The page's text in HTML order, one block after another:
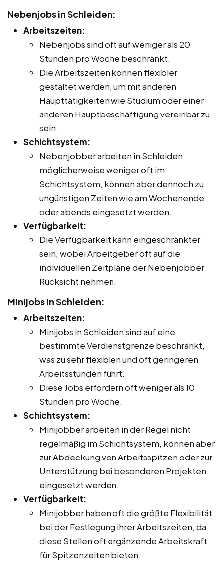
Nebenjobs in Schleiden:
Arbeitszeiten:
Nebenjobs sind oft auf weniger als 20
Stunden pro Woche beschränkt.
Die Arbeitszeiten können flexibler
gestaltet werden, um mit anderen
Haupttätigkeiten wie Studium oder einer
anderen Hauptbeschäftigung vereinbar zu
sein.
Schichtsystem:
Nebenjobber arbeiten in Schleiden
möglicherweise weniger oft im
Schichtsystem, können aber dennoch zu
ungünstigen Zeiten wie am Wochenende
oder abends eingesetzt werden.
Verfügbarkeit:
Die Verfügbarkeit kann eingeschränkter
sein, wobei Arbeitgeber oft auf die
individuellen Zeitpläne der Nebenjobber
Rücksicht nehmen.
Minijobs in Schleiden:
Arbeitszeiten:
Minijobs in Schleiden sind auf eine
bestimmte Verdienstgrenze beschränkt,
was zu sehr flexiblen und oft geringeren
Arbeitsstunden führt.
Diese Jobs erfordern oft weniger als 10
Stunden pro Woche.
Schichtsystem:
Minijobber arbeiten in der Regel nicht
regelmäßig im Schichtsystem, können aber
zur Abdeckung von Arbeitsspitzen oder zur
Unterstützung bei besonderen Projekten
eingesetzt werden.
Verfügbarkeit:
Minijobber haben oft die größte Flexibilität
bei der Festlegung ihrer Arbeitszeiten, da
diese Stellen oft ergänzende Arbeitskraft
für Spitzenzeiten bieten.